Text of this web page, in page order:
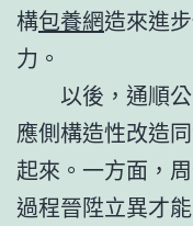
構包養網造來進
力。
以後，通順
應側構造性改造
起來。一方面，
過程晉陞立異才